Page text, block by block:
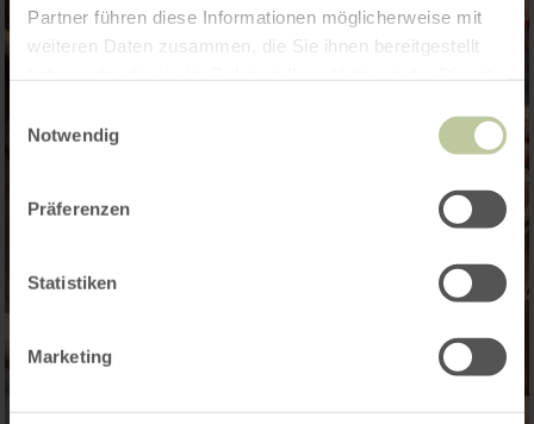
Partner führen diese Informationen möglicherweise mit
weiteren Daten zusammen, die Sie ihnen bereitgestellt
Notwendig
Präferenzen
Statistiken
Marketing